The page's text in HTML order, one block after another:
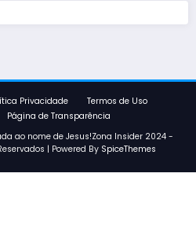
Privacidade
Termos de Uso
Página de Transparência
ao nome de Jesus!Zona Insider 2024 -
| Powered By SpiceThemes